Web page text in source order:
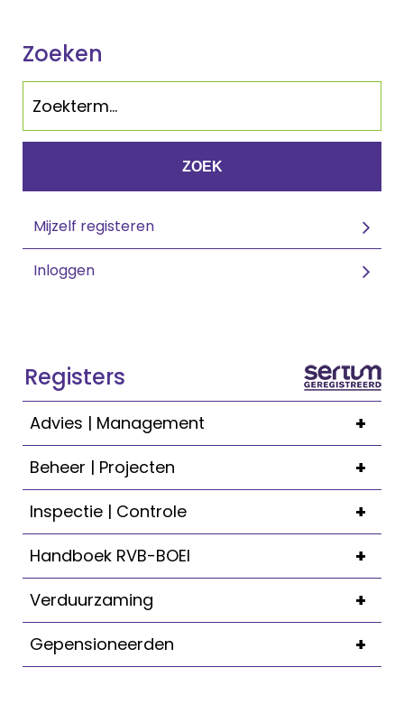
Zoeken
ZOEK
Mijzelf registeren
Inloggen
Registers
+
Advies | Management
+
Beheer | Projecten
+
Inspectie | Controle
+
Handboek RVB-BOEI
+
Verduurzaming
+
Gepensioneerden